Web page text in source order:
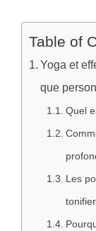
Table of
Yoga et
que
Quel
Les
tonifier